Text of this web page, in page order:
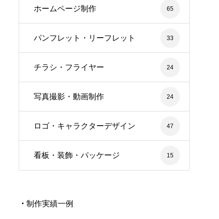
ホームページ制作 65
パンフレット・リーフレット 33
チラシ・フライヤー 24
写真撮影・動画制作 24
ロゴ・キャラクターデザイン 47
看板・装飾・パッケージ 15
・ 制作実績一例